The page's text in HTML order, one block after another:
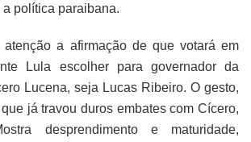
política paraibana.
atenção a afirmação de que votará em
Lula escolher para governador da
Lucena, seja Lucas Ribeiro. O gesto,
já travou duros embates com Cícero,
desprendimento e maturidade,